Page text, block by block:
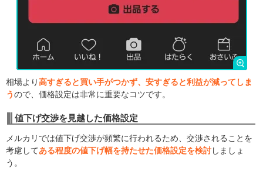
相場より高すぎると買い手がつかず、安すぎると利益が減ってしま
うので、価格設定は非常に重要なコツです。
値下げ交渉を見越した価格設定
メルカリでは値下げ交渉が頻繁に行われるため、交渉されることを
考慮してある程度の値下げ幅を持たせた価格設定を検討しましょ
う。